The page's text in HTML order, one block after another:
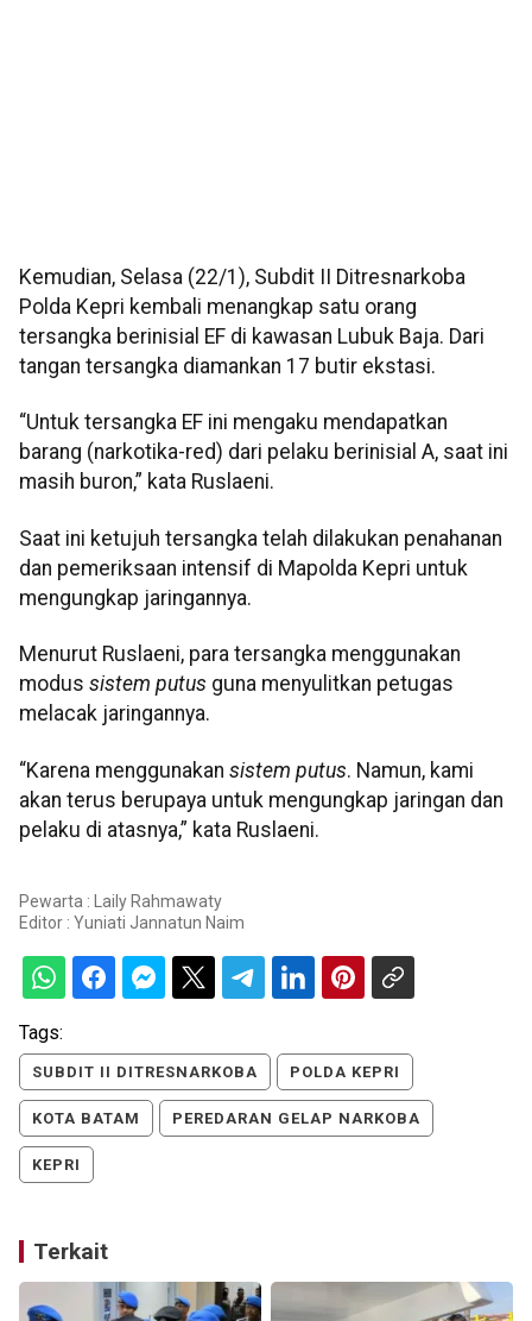
Kemudian, Selasa (22/1), Subdit II Ditresnarkoba
Polda Kepri kembali menangkap satu orang
tersangka berinisial EF di kawasan Lubuk Baja. Dari
tangan tersangka diamankan 17 butir ekstasi.
“Untuk tersangka EF ini mengaku mendapatkan
barang (narkotika-red) dari pelaku berinisial A, saat ini
masih buron,” kata Ruslaeni.
Saat ini ketujuh tersangka telah dilakukan penahanan
dan pemeriksaan intensif di Mapolda Kepri untuk
mengungkap jaringannya.
Menurut Ruslaeni, para tersangka menggunakan
modus sistem putus guna menyulitkan petugas
melacak jaringannya.
“Karena menggunakan sistem putus. Namun, kami
akan terus berupaya untuk mengungkap jaringan dan
pelaku di atasnya,” kata Ruslaeni.
Pewarta : Laily Rahmawaty
Editor : Yuniati Jannatun Naim
Tags:
SUBDIT II DITRESNARKOBA POLDA KEPRI
KOTA BATAM PEREDARAN GELAP NARKOBA
KEPRI
Terkait